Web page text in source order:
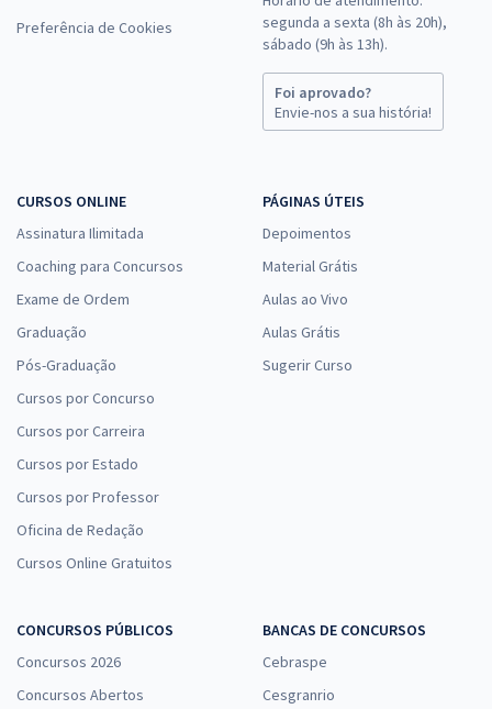
Preferência de Cookies
segunda a sexta (8h às 20h),
sábado (9h às 13h).
Foi aprovado?
Envie-nos a sua história!
CURSOS ONLINE
Assinatura Ilimitada
Coaching para Concursos
Exame de Ordem
Graduação
Pós-Graduação
Cursos por Concurso
Cursos por Carreira
Cursos por Estado
Cursos por Professor
Oficina de Redação
Cursos Online Gratuitos
PÁGINAS ÚTEIS
Depoimentos
Material Grátis
Aulas ao Vivo
Aulas Grátis
Sugerir Curso
CONCURSOS PÚBLICOS
Concursos 2026
Concursos Abertos
BANCAS DE CONCURSOS
Cebraspe
Cesgranrio